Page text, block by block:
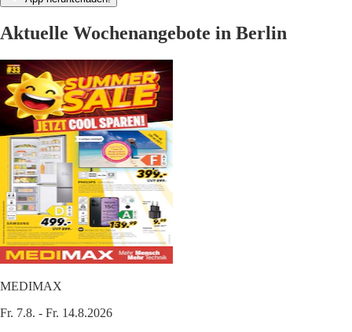
Aktuelle Wochenangebote in Berlin
MEDIMAX
Fr. 7.8. - Fr. 14.8.2026